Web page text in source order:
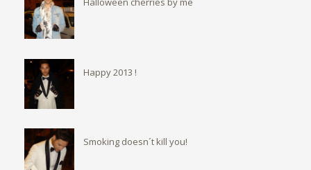
Happy 2013 !
Smoking doesn´t kill you!